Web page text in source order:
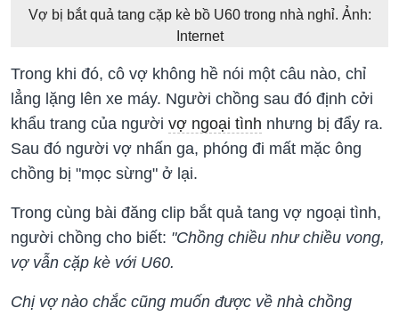
Vợ bị bắt quả tang cặp kè bồ U60 trong nhà nghỉ. Ảnh:
Internet
Trong khi đó, cô vợ không hề nói một câu nào, chỉ
lẳng lặng lên xe máy. Người chồng sau đó định cởi
khẩu trang của người vợ ngoại tình nhưng bị đẩy ra.
Sau đó người vợ nhấn ga, phóng đi mất mặc ông
chồng bị "mọc sừng" ở lại.
Trong cùng bài đăng clip bắt quả tang vợ ngoại tình,
người chồng cho biết: "Chồng chiều như chiều vong,
vợ vẫn cặp kè với U60.
Chị vợ nào chắc cũng muốn được về nhà chồng